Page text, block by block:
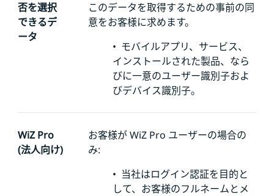
否を選択
できるデ
ータ
このデータを取得するための事前の同
意をお客様に求めます。
• モバイルアプリ、サービス、
インストールされた製品、なら
びに一意のユーザー識別子およ
びデバイス識別子。
WiZ Pro
(法人向け)
お客様が WiZ Pro ユーザーの場合の
み:
• 当社はログイン認証を目的と
して、お客様のフルネームとメ